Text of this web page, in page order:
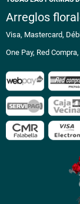
Arreglos
Visa, Mastercard,
One Pay, Red